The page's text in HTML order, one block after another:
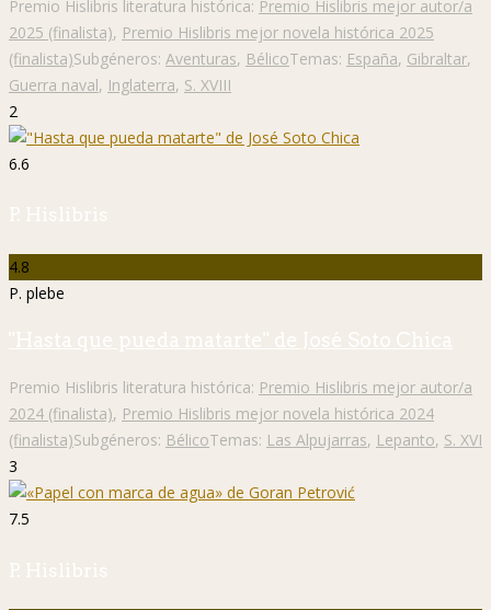
Premio Hislibris literatura histórica: Premio Hislibris mejor autor/a
2025 (finalista), Premio Hislibris mejor novela histórica 2025
(finalista)Subgéneros: Aventuras, BélicoTemas: España, Gibraltar,
Guerra naval, Inglaterra, S. XVIII
2
6.6
P. Hislibris
4.8
P. plebe
"Hasta que pueda matarte" de José Soto Chica
Premio Hislibris literatura histórica: Premio Hislibris mejor autor/a
2024 (finalista), Premio Hislibris mejor novela histórica 2024
(finalista)Subgéneros: BélicoTemas: Las Alpujarras, Lepanto, S. XVI
3
7.5
P. Hislibris